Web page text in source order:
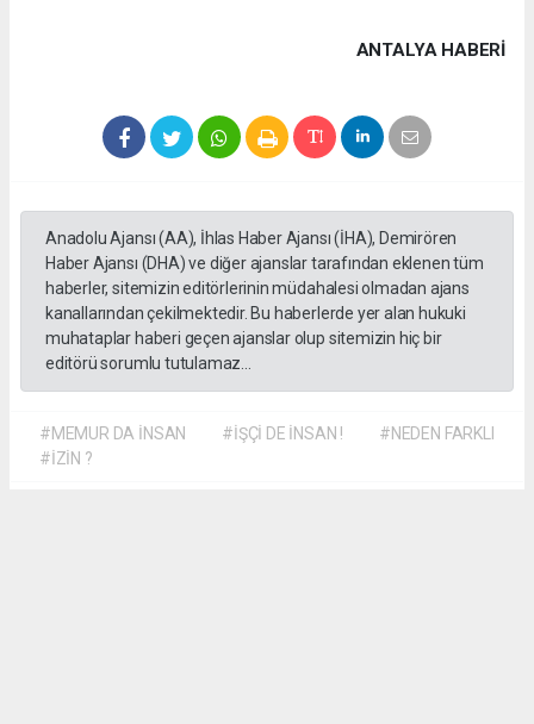
ANTALYA HABERİ
Anadolu Ajansı (AA), İhlas Haber Ajansı (İHA), Demirören
Haber Ajansı (DHA) ve diğer ajanslar tarafından eklenen tüm
haberler, sitemizin editörlerinin müdahalesi olmadan ajans
kanallarından çekilmektedir. Bu haberlerde yer alan hukuki
muhataplar haberi geçen ajanslar olup sitemizin hiç bir
editörü sorumlu tutulamaz...
#MEMUR DA İNSAN #İŞÇİ DE İNSAN !
#NEDEN FARKLI
#İZİN ?